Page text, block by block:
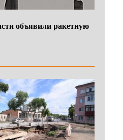
объявили ракетную